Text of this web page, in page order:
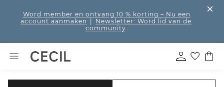
Word member en ontvang 10 % korting – Nu een
account aanmaken
Newsletter: Word lid van de
community